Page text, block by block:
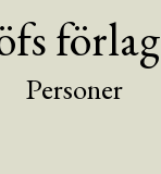
förlag
Personer